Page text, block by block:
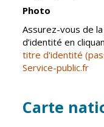
Santé
Centre de
santé
Contrat
de santé
de soins
Photo
Assurez-vous de
d’identité en
titre d'identité
Service-public.fr
Carte